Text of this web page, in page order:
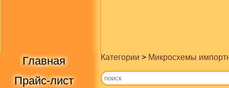
Главная
Прайс-лист
Категории > Микросхемы